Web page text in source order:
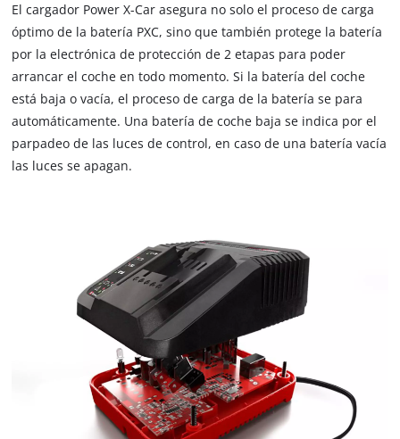
Powered byUsercentrics Consent
Management Platform
El cargador Power X-Car asegura no solo el proceso de carga
óptimo de la batería PXC, sino que también protege la batería
por la electrónica de protección de 2 etapas para poder
arrancar el coche en todo momento. Si la batería del coche
está baja o vacía, el proceso de carga de la batería se para
automáticamente. Una batería de coche baja se indica por el
parpadeo de las luces de control, en caso de una batería vacía
las luces se apagan.